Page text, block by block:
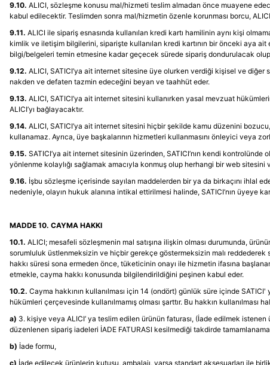
9.10. ALICI, sözleşme konusu mal/hizmeti teslim almadan önce muayene
kabul edilecektir. Teslimden sonra mal/hizmetin özenle korunması borcu,
9.11. ALICI ile sipariş esnasında kullanılan kredi kartı hamilinin aynı kişi
kimlik ve iletişim bilgilerini, siparişte kullanılan kredi kartının bir önceki aya
bilgi/belgeleri temin etmesine kadar geçecek sürede sipariş dondurulacak
9.12. ALICI, SATICI’ya ait internet sitesine üye olurken verdiği kişisel ve diğer
nakden ve defaten tazmin edeceğini beyan ve taahhüt eder.
9.13. ALICI, SATICI’ya ait internet sitesini kullanırken yasal mevzuat
ALICI’yı bağlayacaktır.
9.14. ALICI, SATICI’ya ait internet sitesini hiçbir şekilde kamu düzenini
kullanamaz. Ayrıca, üye başkalarının hizmetleri kullanmasını önleyici veya
9.15. SATICI’ya ait internet sitesinin üzerinden, SATICI’nın kendi
yönlenme kolaylığı sağlamak amacıyla konmuş olup herhangi bir web
9.16. İşbu sözleşme içerisinde sayılan maddelerden bir ya da birkaçını ihlal
nedeniyle, olayın hukuk alanına intikal ettirilmesi halinde, SATICI’nın üyeye
MADDE 10. CAYMA HAKKI
10.1. ALICI; mesafeli sözleşmenin mal satışına ilişkin olması durumunda,
sorumluluk üstlenmeksizin ve hiçbir gerekçe göstermeksizin malı reddederek
hakkı süresi sona ermeden önce, tüketicinin onayı ile hizmetin ifasına
etmekle, cayma hakkı konusunda bilgilendirildiğini peşinen kabul eder.
10.2. Cayma hakkının kullanılması için 14 (ondört) günlük süre içinde
hükümleri çerçevesinde kullanılmamış olması şarttır. Bu hakkın kullanılması
a) 3. kişiye veya ALICI’ ya teslim edilen ürünün faturası, (İade edilmek
düzenlenen sipariş iadeleri İADE FATURASI kesilmediği takdirde
b) İade formu,
c) İade edilecek ürünlerin kutusu, ambalajı, varsa standart aksesuarları ile